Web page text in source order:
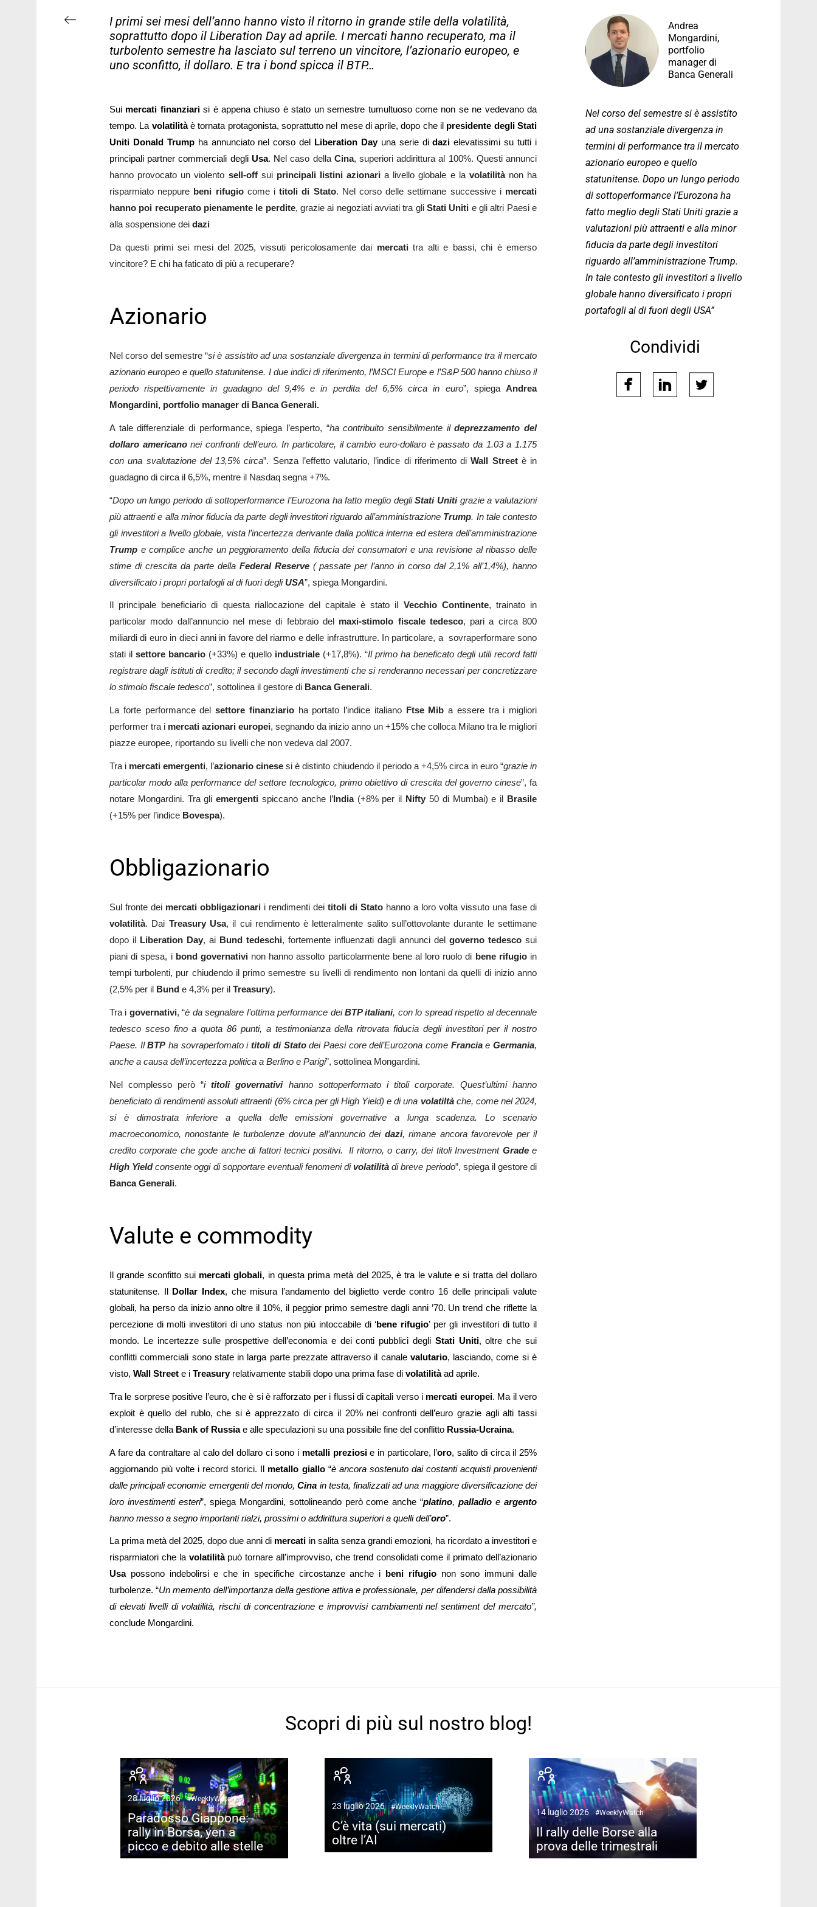
I primi sei mesi dell’anno hanno visto il ritorno in grande stile della volatilità,
soprattutto dopo il Liberation Day ad aprile. I mercati hanno recuperato, ma il
turbolento semestre ha lasciato sul terreno un vincitore, l’azionario europeo, e
uno sconfitto, il dollaro. E tra i bond spicca il BTP…
Sui mercati finanziarisi è appena chiuso è stato un semestre tumultuoso come non se ne vedevano da
tempo. La volatilitàè tornata protagonista, soprattutto nel mese di aprile, dopo che il presidente degli Stati
Uniti Donald Trumpha annunciato nel corso del Liberation Dayuna serie didazi elevatissimi su tutti i
principali partner commerciali degli Usa. Nel caso della Cina, superiori addirittura al 100%. Questi annunci
hanno provocato un violento sell-offsui principali listini azionari a livello globale e la volatilitànon ha
risparmiato neppure beni rifugiocome ititoli di Stato. Nel corso delle settimane successive i mercati
hanno poi recuperato pienamente le perdite, grazie ai negoziati avviati tra gliStati Uniti e gli altri Paesi e
alla sospensione dei dazi
Da questi primi sei mesi del 2025, vissuti pericolosamente dai mercatitra alti e bassi, chi è emerso
vincitore? E chi ha faticato di più a recuperare?
Azionario
Nel corso del semestre “si è assistito ad una sostanziale divergenza in termini di performance tra il mercato
azionario europeo e quello statunitense. I due indici di riferimento, l’MSCI Europe e l’S&P 500 hanno chiuso il
periodo rispettivamente in guadagno del 9,4% e in perdita del 6,5% circa in euro”, spiegaAndrea
Mongardini, portfolio manager di Banca Generali.
A tale differenziale di performance, spiega l’esperto, “ha contribuito sensibilmente ildeprezzamento del
dollaro americanonei confronti dell’euro. In particolare, il cambio euro-dollaro è passato da 1.03 a 1.175
con una svalutazione del 13,5% circa”. Senza l’effetto valutario, l’indice di riferimento diWall Streetè in
guadagno di circa il 6,5%, mentre il Nasdaq segna +7%.
“Dopo un lungo periodo di sottoperformance l’Eurozona ha fatto meglio degliStati Unitigrazie a valutazioni
più attraenti e alla minor fiducia da parte degli investitori riguardo all’amministrazione Trump. In tale contesto
gli investitori a livello globale, vista l’incertezza derivante dalla politica interna ed estera dell’amministrazione
Trump e complice anche un peggioramento della fiducia dei consumatori e una revisione al ribasso delle
stime di crescita da parte della Federal Reserve( passate per l’anno in corso dal 2,1% all’1,4%), hanno
diversificato i propri portafogli al di fuori degliUSA”, spiega Mongardini.
Il principale beneficiario di questa riallocazione del capitale è stato il Vecchio Continente, trainato in
particolar modo dall’annuncio nel mese di febbraio del maxi-stimolo fiscale tedesco, pari a circa 800
miliardi di euro in dieci anni in favore del riarmo e delle infrastrutture. In particolare, a sovraperformare sono
stati il settore bancario (+33%) e quello industriale (+17,8%). “Il primo ha beneficato degli utili record fatti
registrare dagli istituti di credito; il secondo dagli investimenti che si renderanno necessari per concretizzare
lo stimolo fiscale tedesco”, sottolinea il gestore di Banca Generali.
La forte performance del settore finanziarioha portato l’indice italiano Ftse Mib a essere tra i migliori
performer tra i mercati azionari europei, segnando da inizio anno un +15% che colloca Milano tra le migliori
piazze europee, riportando su livelli che non vedeva dal 2007.
Tra i mercati emergenti, l’azionario cinese si è distinto chiudendo il periodo a +4,5% circa in euro “grazie in
particolar modo alla performance del settore tecnologico, primo obiettivo di crescita del governo cinese”, fa
notare Mongardini. Tra gliemergenti spiccano anche l’India(+8% per il Nifty 50 di Mumbai) e il Brasile
(+15% per l’indice Bovespa).
Obbligazionario
Sul fronte dei mercati obbligazionari i rendimenti dei titoli di Stato hanno a loro volta vissuto una fase di
volatilità. Dai Treasury Usa, il cui rendimento è letteralmente salito sull’ottovolante durante le settimane
dopo il
Liberation Day, ai Bund tedeschi, fortemente influenzati dagli annunci del governo tedesco sui
piani di spesa, i bond governativinon hanno assolto particolarmente bene al loro ruolo di bene rifugioin
tempi turbolenti, pur chiudendo il primo semestre su livelli di rendimento non lontani da quelli di inizio anno
(2,5% per il
Bund e 4,3% per il Treasury).
Tra i governativi, “è da segnalare l’ottima performance deiBTP italiani, con lo spread rispetto al decennale
tedesco sceso fino a quota 86 punti, a testimonianza della ritrovata fiducia degli investitori per il nostro
Paese. IlBTP ha sovraperfomato ititoli di Statodei Paesi core dell’Eurozona come Franciae Germania,
anche a causa dell’incertezza politica a Berlino e Parigi”, sottolinea Mongardini.
Nel complesso però “ititoli governativihanno sottoperformato i titoli corporate. Quest’ultimi hanno
beneficiato di rendimenti assoluti attraenti (6% circa per gli High Yield) e di una volatiltàche, come nel 2024,
si è dimostrata inferiore a quella delle emissioni governative a lunga scadenza. Lo scenario
macroeconomico, nonostante le turbolenze dovute all’annuncio dei dazi, rimane ancora favorevole per il
credito corporate che gode anche di fattori tecnici positivi. Il ritorno, o carry, dei titoli Investment Gradee
High Yieldconsente oggi di sopportare eventuali fenomeni divolatilità di breve periodo”, spiega il gestore di
Banca Generali.
Valute e commodity
Il grande sconfitto sui mercati globali, in questa prima metà del 2025, è tra le valute e si tratta del dollaro
statunitense. Il
Dollar Index, che misura l’andamento del biglietto verde contro 16 delle principali valute
globali, ha perso da inizio anno oltre il 10%, il peggior primo semestre dagli anni ’70. Un trend che riflette la
percezione di molti investitori di uno status non più intoccabile di ‘bene rifugio’ per gli investitori di tutto il
mondo. Le incertezze sulle prospettive dell’economia e dei conti pubblici degli Stati Uniti, oltre che sui
conflitti commerciali sono state in larga parte prezzate attraverso il canale valutario, lasciando, come si è
visto, Wall Street e i Treasuryrelativamente stabili dopo una prima fase di volatilitàad aprile.
Tra le sorprese positive l’euro, che è si è rafforzato per i flussi di capitali verso i mercati europei. Ma il vero
exploit è quello del rublo, che si è apprezzato di circa il 20% nei confronti dell’euro grazie agli alti tassi
d’interesse della Bank of Russiae alle speculazioni su una possibile fine del conflitto Russia-Ucraina.
A fare da contraltare al calo del dollaro ci sono i metalli preziosie in particolare, l’oro, salito di circa il 25%
aggiornando più volte i record storici. Il metallo giallo“è ancora sostenuto dai costanti acquisti provenienti
dalle principali economie emergenti del mondo,Cina in testa, finalizzati ad una maggiore diversificazione dei
loro investimenti esteri”, spiega Mongardini, sottolineando però come anche “platino,palladio eargento
hanno messo a segno importanti rialzi, prossimi o addirittura superiori a quelli dell’oro”.
La prima metà del 2025, dopo due anni di mercati in salita senza grandi emozioni, ha ricordato a investitori e
risparmiatori che la volatilitàpuò tornare all’improvviso, che trend consolidati come il primato dell’azionario
Usapossono indebolirsi e che in specifiche circostanze anche i beni rifugionon sono immuni dalle
turbolenze. “Un memento dell’importanza della gestione attiva e professionale, per difendersi dalla possibilità
di elevati livelli di volatilità, rischi di concentrazione e improvvisi cambiamenti nel sentiment del mercato”,
conclude Mongardini.
Andrea
Mongardini,
portfolio
manager di
Banca Generali
Nel corso del semestre si è assistito
ad una sostanziale divergenza in
termini di performance tra il mercato
azionario europeo e quello
statunitense. Dopo un lungo periodo
di sottoperformance l’Eurozona ha
fatto meglio degli Stati Uniti grazie a
valutazioni più attraenti e alla minor
fiducia da parte degli investitori
riguardo all’amministrazione Trump.
In tale contesto gli investitori a livello
globale hanno diversificato i propri
portafogli al di fuori degli USA”
Condividi
facebooklinkedin
Scopri di più sul nostro blog!
28 luglio 2026 #WeeklyWatch
Paradosso Giappone:
rally in Borsa, yen a
picco e debito alle stelle
23 luglio 2026 #WeeklyWatch
C’è vita (sui mercati)
oltre l’AI
14 luglio 2026 #WeeklyWatch
Il rally delle Borse alla
prova delle trimestrali